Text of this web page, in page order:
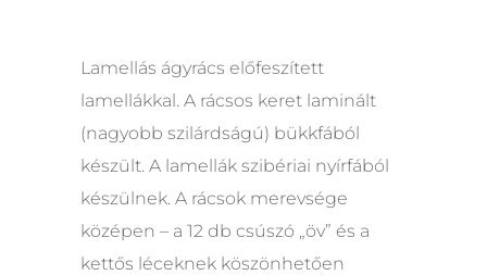
Lamellás ágyrács előfeszített
lamellákkal. A rácsos keret laminált
(nagyobb szilárdságú) bükkfából
készült. A lamellák szibériai nyírfából
készülnek. A rácsok merevsége
középen – a 12 db csúszó „öv” és a
kettős léceknek köszönhetően